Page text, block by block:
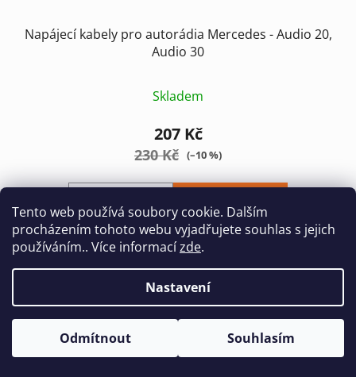
Tento web používá soubory cookie. Dalším
procházením tohoto webu vyjadřujete souhlas s jejich
používáním.. Více informacízde.
Nastavení
Odmítnout Souhlasím
Napájecí kabely pro autorádia Mercedes - Audio 20,
Audio 30
Skladem
207 Kč
230 Kč (–10 %)
DO KOŠÍKU
Adaptér pro OEM autorádia MERCEDES Audio 20 /
Audio 30